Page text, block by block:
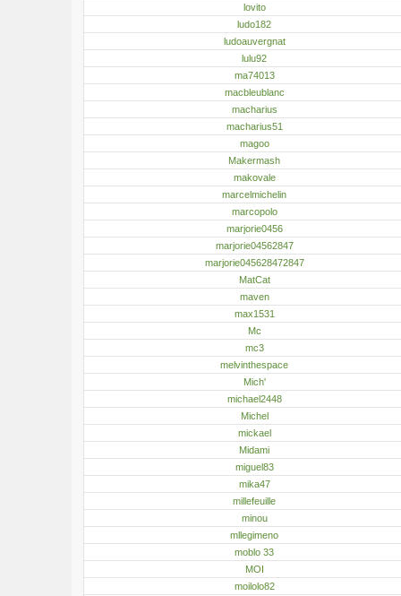
lovito
ludo182
ludoauvergnat
lulu92
ma74013
macbleublanc
macharius
macharius51
magoo
Makermash
makovale
marcelmichelin
marcopolo
marjorie0456
marjorie04562847
marjorie045628472847
MatCat
maven
max1531
Mc
mc3
melvinthespace
Mich'
michael2448
Michel
mickael
Midami
miguel83
mika47
millefeuille
minou
mllegimeno
moblo 33
MOI
moilolo82